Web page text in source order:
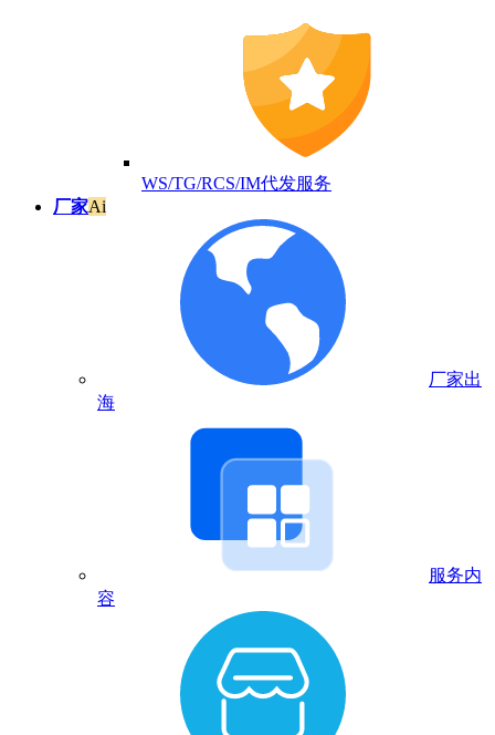
WS/TG/RCS/IM代发服务
厂家Ai
厂家出
海
服务内
容